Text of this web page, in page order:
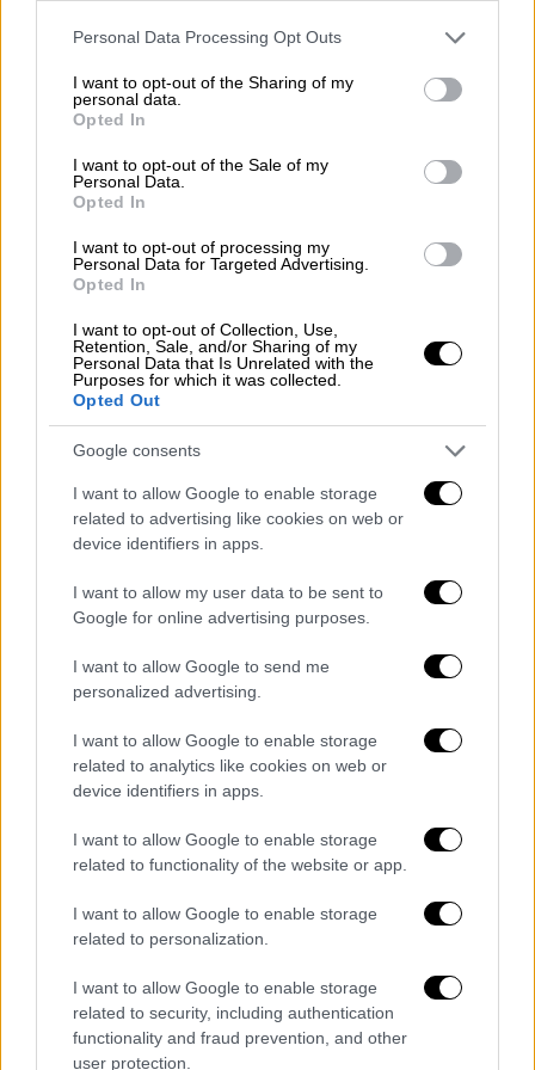
Please note that this website/app uses one or more Google
not limited to your visit or usage behaviour. You may click to
grant or deny consent to Google and its third-party tags to
use your data for below specified purposes in below Google
consent section.
Personal Data Processing Opt Outs
I want to opt-out of the Sharing of my
personal data.
Opted In
I want to opt-out of the Sale of my
Personal Data.
Opted In
I want to opt-out of processing my
Personal Data for Targeted Advertising.
Opted In
I want to opt-out of Collection, Use,
Retention, Sale, and/or Sharing of my
Personal Data that Is Unrelated with the
Purposes for which it was collected.
Opted Out
Google consents
I want to allow Google to enable storage
related to advertising like cookies on web or
device identifiers in apps.
I want to allow my user data to be sent to
Google for online advertising purposes.
I want to allow Google to send me
personalized advertising.
I want to allow Google to enable storage
related to analytics like cookies on web or
device identifiers in apps.
I want to allow Google to enable storage
related to functionality of the website or app.
I want to allow Google to enable storage
related to personalization.
I want to allow Google to enable storage
related to security, including authentication
functionality and fraud prevention, and other
user protection.
επικεφαλής συντάκτρια της έρευνας που
καταγράφει τις τάσεις την περίοδο 1946-
2024.
Αφρικήπαραμένει η ήπειρος που
πλήττεται περισσότερο με 28 συγκρούσεις
μεταξύ κρατών (στην οποία εμπλέκεται
τουλάχιστον ένα κράτος), και ακολουθεί η
(17), η Ανατολή (10), η
Σε πάνω από τις μισές χώρες μαίνονται δύο
ή περισσότερες συγκρούσεις.
Τα στοιχεία της έρευνας
Ο αριθμός τωνθανάτωνπου συνδέονται με
συγκρούσεις παρέμεινε λίγο-πολύ σταθερός
σε σχέση με το 2023, περίπου στους 129.000,
το οποίο καθιστά το 2024 τη χρονιά με τον
τέταρτο υψηλότερο αριθμό νεκρών από το
τέλος του Ψυχρού Πολέμου το 1989,
σύμφωνα με την έρευνα.
Ο απολογισμός αυτός συνδέεται με τους
πολέμους στην Ουκρανία και στη Λωρίδα της
Γάζας και αλλά και τις συγκρούσεις στην
αιθιοπική περιοχή του
Τιγκράι
«Δεν είναι η ώρα οιΗΠΑ , ή οποιαδήποτε
μεγάλη παγκόσμια δύναμη, να γίνουν
εσωστρεφείς και να εγκαταλείψουν τη
διεθνή εμπλοκή. Ο προστατευτισμός,
απέναντι στην αύξηση της βίας στον κόσμο,
θα ήταν μεγάλο λάθος με συνέπειες